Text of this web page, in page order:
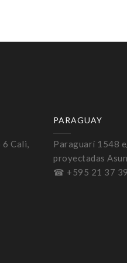
6 Cali,
PARAGUAY
Paraguarí 1548
proyectadas
☎ +595 21 37